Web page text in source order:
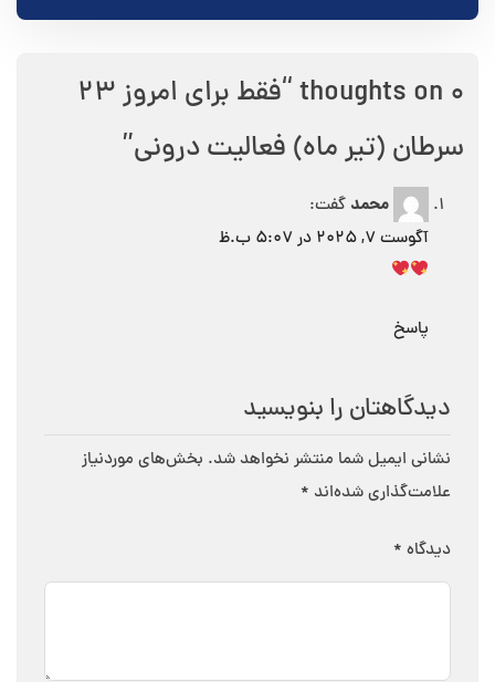
0 thoughts on “
فقط برای امروز ۲۳
سرطان (تیر ماه) فعالیت درونی”
محمد گفت:
آگوست 7, 2025 در 5:07 ب.ظ
پاسخ
دیدگاهتان را بنویسید
نشانی ایمیل شما منتشر نخواهد شد. بخش‌های موردنیاز
علامت‌گذاری شده‌اند *
دیدگاه *